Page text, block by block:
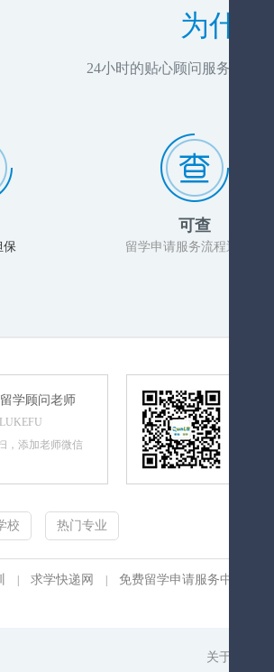
为什
24小时的贴心顾问服务，推
保
可查
留学申请服务流程透明化
学顾问老师
，添加老师微信
校 热门专业
| 求学快递网 | 免费留学申请服务中心
关于我们